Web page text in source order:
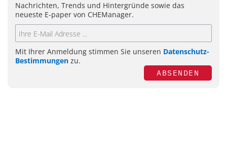
Nachrichten, Trends und Hintergründe sowie das
neueste E-paper von CHEManager.
Mit Ihrer Anmeldung stimmen Sie unseren Datenschutz-
Bestimmungen zu.
ABSENDEN